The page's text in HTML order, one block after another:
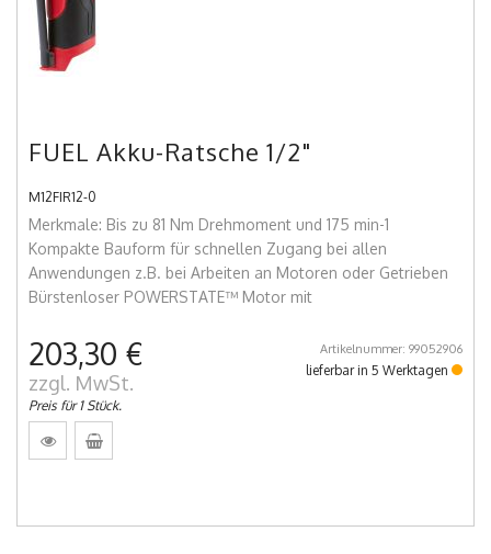
FUEL Akku-Ratsche 1/2"
M12FIR12-0
Merkmale: Bis zu 81 Nm Drehmoment und 175 min-1
Kompakte Bauform für schnellen Zugang bei allen
Anwendungen z.B. bei Arbeiten an Motoren oder Getrieben
Bürstenloser POWERSTATE™ Motor mit
203,30 €
zzgl. MwSt.
Preis für 1 Stück.
Artikelnummer: 99052906
lieferbar in 5 Werktagen